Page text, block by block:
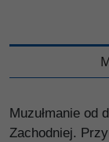
Muzułmanie od
Zachodniej.